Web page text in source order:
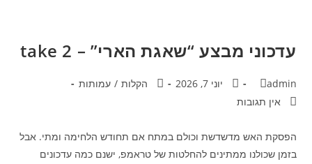
עדכוני מבצע “שאגת הארי” – take 2
admin יוני 7, 2026 הקלות / עמותות
אין תגובות
הפסקת האש מדשדשת וכולם במתח אם תחודש הלחימה ומתי. אבל
בזמן שכולנו ממתינים להחלטות של טראמפ, ישנם כמה עדכונים